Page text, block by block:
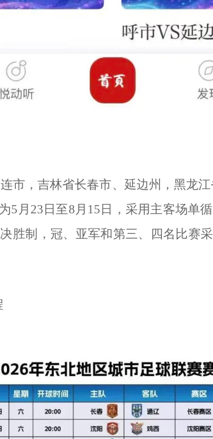
市，吉林省长春市、延边州，黑龙
5月23日至8月15日，采用主客场单
胜制，冠、亚军和第三、四名比赛